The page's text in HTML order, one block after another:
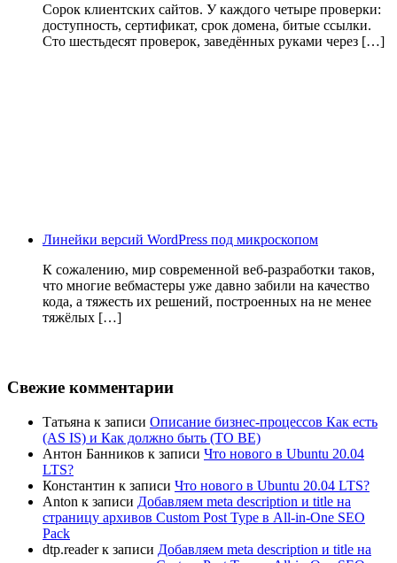
Сорок клиентских сайтов. У каждого четыре проверки:
доступность, сертификат, срок домена, битые ссылки.
Сто шестьдесят проверок, заведённых руками через […]
Линейки версий WordPress под микроскопом
К сожалению, мир современной веб-разработки таков,
что многие вебмастеры уже давно забили на качество
кода, а тяжесть их решений, построенных на не менее
тяжёлых […]
Свежие комментарии
Татьяна к записи Описание бизнес-процессов Как есть
(AS IS) и Как должно быть (TO BE)
Антон Банников к записи Что нового в Ubuntu 20.04
LTS?
Константин к записи Что нового в Ubuntu 20.04 LTS?
Anton к записи Добавляем meta description и title на
страницу архивов Custom Post Type в All-in-One SEO
Pack
dtp.readerк записи Добавляем meta description и title на